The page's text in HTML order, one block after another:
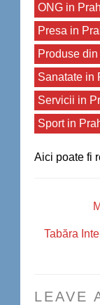
ONG in
Presa in
Produse
Sanatate in
Servicii in
Sport in
Aici poate fi
Tabăra
LEAVE